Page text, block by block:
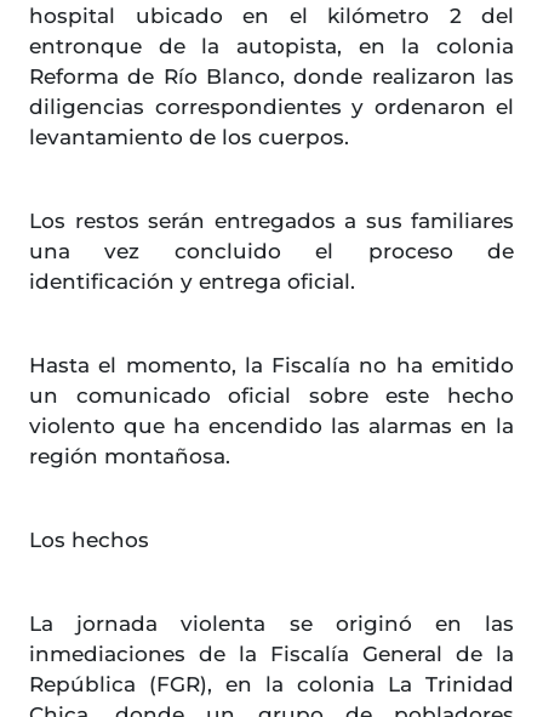
hospital ubicado en el kilómetro 2 del
entronque de la autopista, en la colonia
Reforma de Río Blanco, donde realizaron las
diligencias correspondientes y ordenaron el
levantamiento de los cuerpos.
Los restos serán entregados a sus familiares
una vez concluido el proceso de
identificación y entrega oficial.
Hasta el momento, la Fiscalía no ha emitido
un comunicado oficial sobre este hecho
violento que ha encendido las alarmas en la
región montañosa.
Los hechos
La jornada violenta se originó en las
inmediaciones de la Fiscalía General de la
República (FGR), en la colonia La Trinidad